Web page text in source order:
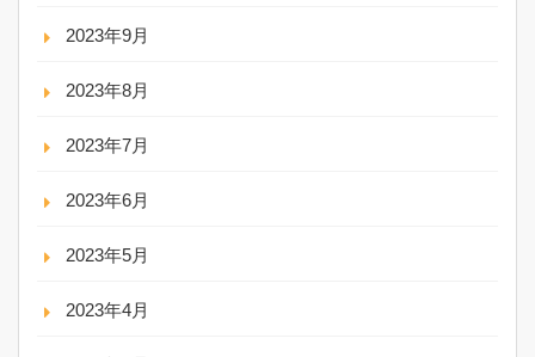
2023年9月
2023年8月
2023年7月
2023年6月
2023年5月
2023年4月